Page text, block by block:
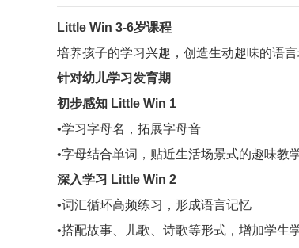
Little Win 3-6岁课程
培养孩子的学习兴趣，创造生动趣味的语
针对幼儿学习发育期
初步感知 Little Win 1
•学习字母名，拓展字母音
•字母结合单词，贴近生活场景式的趣味教
深入学习 Little Win 2
•词汇循环高频练习，形成语言记忆
•搭配故事、儿歌、诗歌等形式，增加学生